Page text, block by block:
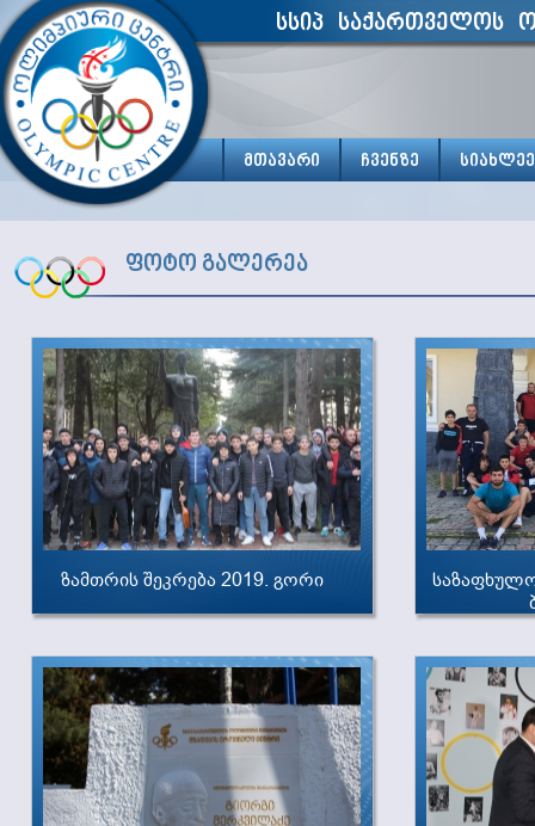
სსიპ საქართველოს
მთავარი ჩვენზე
ფოტო გალერეა
ზამთრის შეკრება 2019. გორი